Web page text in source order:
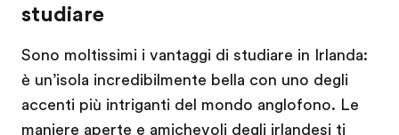
studiare
Sono moltissimi i vantaggi di studiare in Irlanda:
è un’isola incredibilmente bella con uno degli
accenti più intriganti del mondo anglofono. Le
maniere aperte e amichevoli degli irlandesi ti